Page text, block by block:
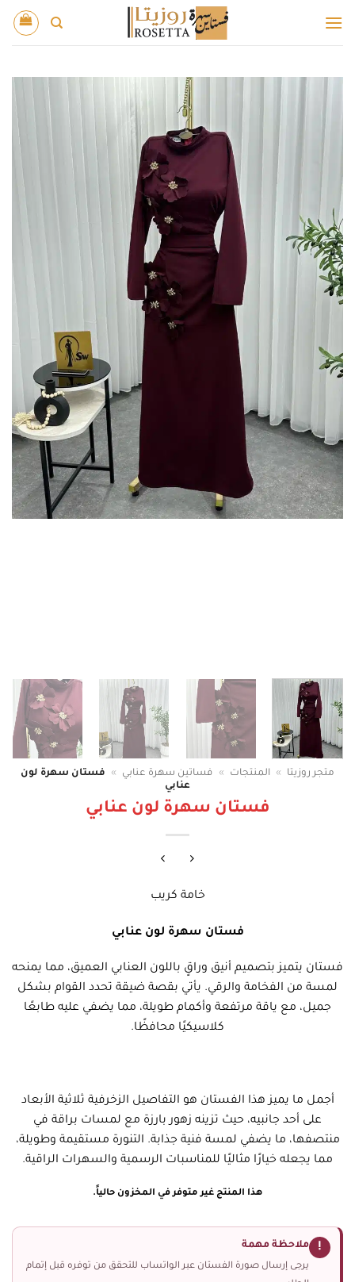
للمحتوى
متجر روزيتا » المنتجات » فساتين سهرة عنابي »
فستان سهرة لون
عنابي
فستان سهرة لون عنابي
خامة كريب
فستان سهرة لون عنابي
فستان يتميز بتصميم أنيق وراقٍ باللون العنابي العميق، مما يمنحه
لمسة من الفخامة والرقي. يأتي بقصة ضيقة تحدد القوام بشكل
جميل، مع ياقة مرتفعة وأكمام طويلة، مما يضفي عليه طابعًا
كلاسيكيًا محافظًا.
أجمل ما يميز هذا الفستان هو التفاصيل الزخرفية ثلاثية الأبعاد
على أحد جانبيه، حيث تزينه زهور بارزة مع لمسات براقة في
منتصفها، ما يضفي لمسة فنية جذابة. التنورة مستقيمة وطويلة،
مما يجعله خيارًا مثاليًا للمناسبات الرسمية والسهرات الراقية.
هذا المنتج غير متوفر في المخزون حالياً.
! ملاحظة مهمة
يرجى إرسال صورة الفستان عبر الواتساب للتحقق من توفره قبل إتمام